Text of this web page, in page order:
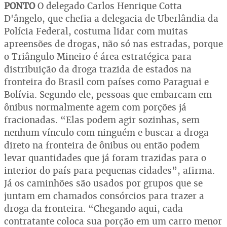
PONTOO delegado Carlos Henrique Cotta
D'ângelo, que chefia a delegacia de Uberlândia da
Polícia Federal, costuma lidar com muitas
apreensões de drogas, não só nas estradas, porque
o Triângulo Mineiro é área estratégica para
distribuição da droga trazida de estados na
fronteira do Brasil com países como Paraguai e
Bolívia. Segundo ele, pessoas que embarcam em
ônibus normalmente agem com porções já
fracionadas. “Elas podem agir sozinhas, sem
nenhum vínculo com ninguém e buscar a droga
direto na fronteira de ônibus ou então podem
levar quantidades que já foram trazidas para o
interior do país para pequenas cidades”, afirma.
Já os caminhões são usados por grupos que se
juntam em chamados consórcios para trazer a
droga da fronteira. “Chegando aqui, cada
contratante coloca sua porção em um carro menor